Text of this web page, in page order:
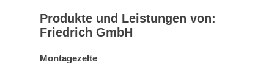
Produkte und Leistungen von:
Friedrich GmbH
Montagezelte